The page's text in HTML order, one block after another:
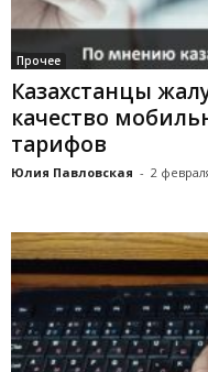
Прочее
Казахстанцы
качество
тарифов
Юлия Павловская - 2